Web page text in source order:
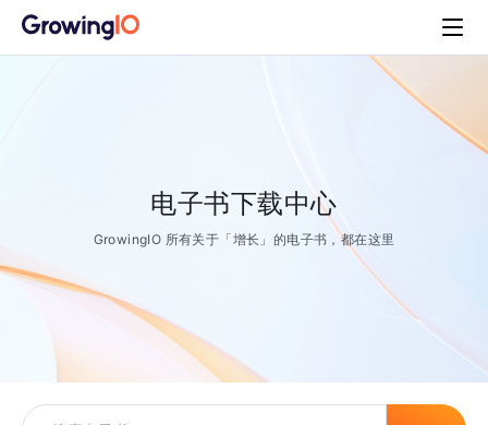
电子书下载中心
GrowingIO 所有关于「增长」的电子书，都在这里